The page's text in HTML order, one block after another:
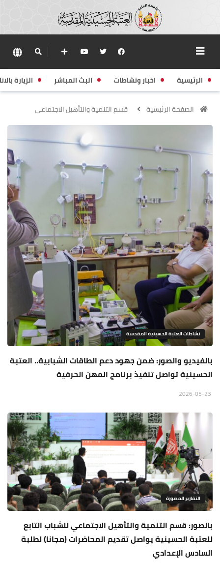
الرئيسية اخبار ونشاطات البث المباشر الزيارة
الصفحة الرئيسية قسم التنمية والتأهيل الاجتماعي
نشاطات العتبة الحسينية المقدسة
بالفيديو والصور: ضمن جهود دعم الطاقات الشبابية.. العتبة
الحسينية تواصل تنفيذ برنامج المهن الحرفية
التقارير المصورة
بالصور: قسم التنمية والتأهيل الاجتماعي للشباب التابع
للعتبة الحسينية يواصل تقديم المحاضرات (مجانا) لطلبة
السادس الإعدادي